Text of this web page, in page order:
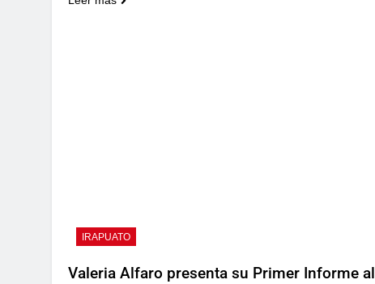
IRAPUATO
Valeria Alfaro presenta su Primer Informe al